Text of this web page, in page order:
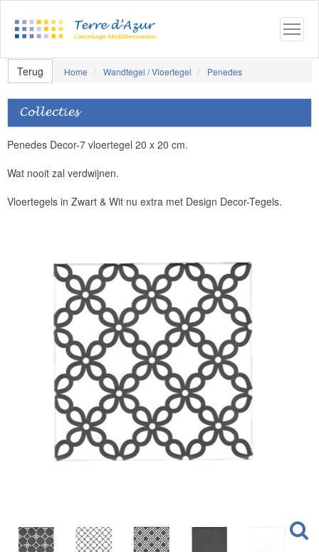
Terug Home Wandtegel / Vloertegel Penedes
Collecties
Penedes Decor-7 vloertegel 20 x 20 cm.
Wat nooit zal verdwijnen.
Vloertegels in Zwart & Wit nu extra met Design Decor-Tegels.